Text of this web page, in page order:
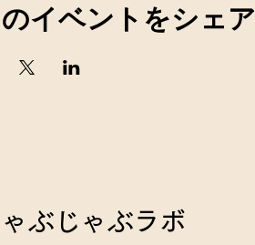
イベントをシェア
ぶじゃぶラボ